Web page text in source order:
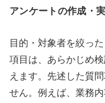
アンケートの作成・
目的・対象者を絞っ
項目は、あらかじめ
えます。先述した質
せん。例えば、業務